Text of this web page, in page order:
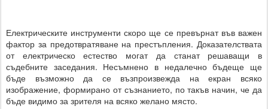
Електрическите инструменти скоро ще се превърнат във важен
фактор за предотвратяване на престъпления. Доказателствата
от електрическо естество могат да станат решаващи в
съдебните заседания. Несъмнено в недалечно бъдеще ще
бъде възможно да се възпроизвежда на екран всяко
изображение, формирано от съзнанието, по такъв начин, че да
бъде видимо за зрителя на всяко желано място.